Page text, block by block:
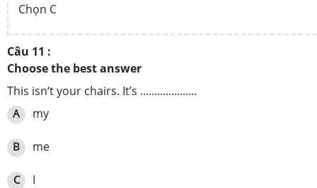
Chọn C
Câu 11 :
Choose the best answer
This isn‘t your chairs. It’s ....................
A my
B me
C I